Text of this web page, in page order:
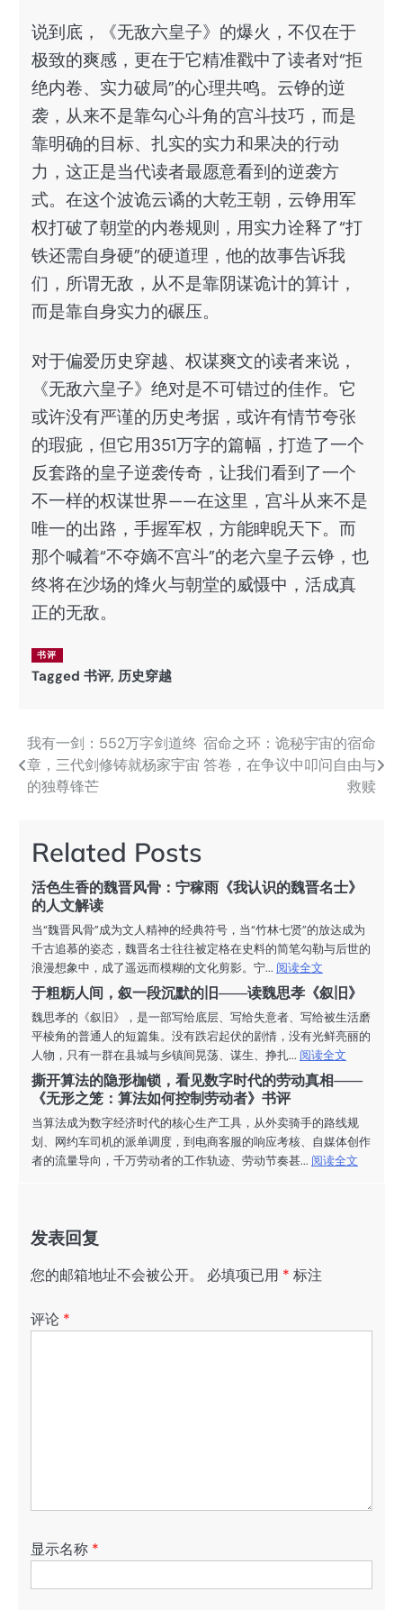
说到底，《无敌六皇子》的爆火，不仅在于
极致的爽感，更在于它精准戳中了读者对“拒
绝内卷、实力破局”的心理共鸣。云铮的逆
袭，从来不是靠勾心斗角的宫斗技巧，而是
靠明确的目标、扎实的实力和果决的行动
力，这正是当代读者最愿意看到的逆袭方
式。在这个波诡云谲的大乾王朝，云铮用军
权打破了朝堂的内卷规则，用实力诠释了“打
铁还需自身硬”的硬道理，他的故事告诉我
们，所谓无敌，从不是靠阴谋诡计的算计，
而是靠自身实力的碾压。
对于偏爱历史穿越、权谋爽文的读者来说，
《无敌六皇子》绝对是不可错过的佳作。它
或许没有严谨的历史考据，或许有情节夸张
的瑕疵，但它用351万字的篇幅，打造了一个
反套路的皇子逆袭传奇，让我们看到了一个
不一样的权谋世界——在这里，宫斗从来不是
唯一的出路，手握军权，方能睥睨天下。而
那个喊着“不夺嫡不宫斗”的老六皇子云铮，也
终将在沙场的烽火与朝堂的威慑中，活成真
正的无敌。
书评
Tagged 书评, 历史穿越
文
章
航
我有一剑：552万字剑道终
章，三代剑修铸就杨家宇宙
的独尊锋芒
宿命之环：诡秘宇宙的宿命
答卷，在争议中叩问自由与
救赎
Related Posts
活色生香的魏晋风骨：宁稼雨《我认识的魏晋名士》
的人文解读
当“魏晋风骨”成为文人精神的经典符号，当“竹林七贤”的放达成为
千古追慕的姿态，魏晋名士往往被定格在史料的简笔勾勒与后世的
浪漫想象中，成了遥远而模糊的文化剪影。宁... 阅读全文
于粗粝人间，叙一段沉默的旧——读魏思孝《叙旧》
魏思孝的《叙旧》，是一部写给底层、写给失意者、写给被生活磨
平棱角的普通人的短篇集。没有跌宕起伏的剧情，没有光鲜亮丽的
人物，只有一群在县城与乡镇间晃荡、谋生、挣扎... 阅读全文
撕开算法的隐形枷锁，看见数字时代的劳动真相——
《无形之笼：算法如何控制劳动者》书评
当算法成为数字经济时代的核心生产工具，从外卖骑手的路线规
划、网约车司机的派单调度，到电商客服的响应考核、自媒体创作
者的流量导向，千万劳动者的工作轨迹、劳动节奏甚... 阅读全文
发表回复
您的邮箱地址不会被公开。 必填项已用 * 标注
评论 *
显示名称 *